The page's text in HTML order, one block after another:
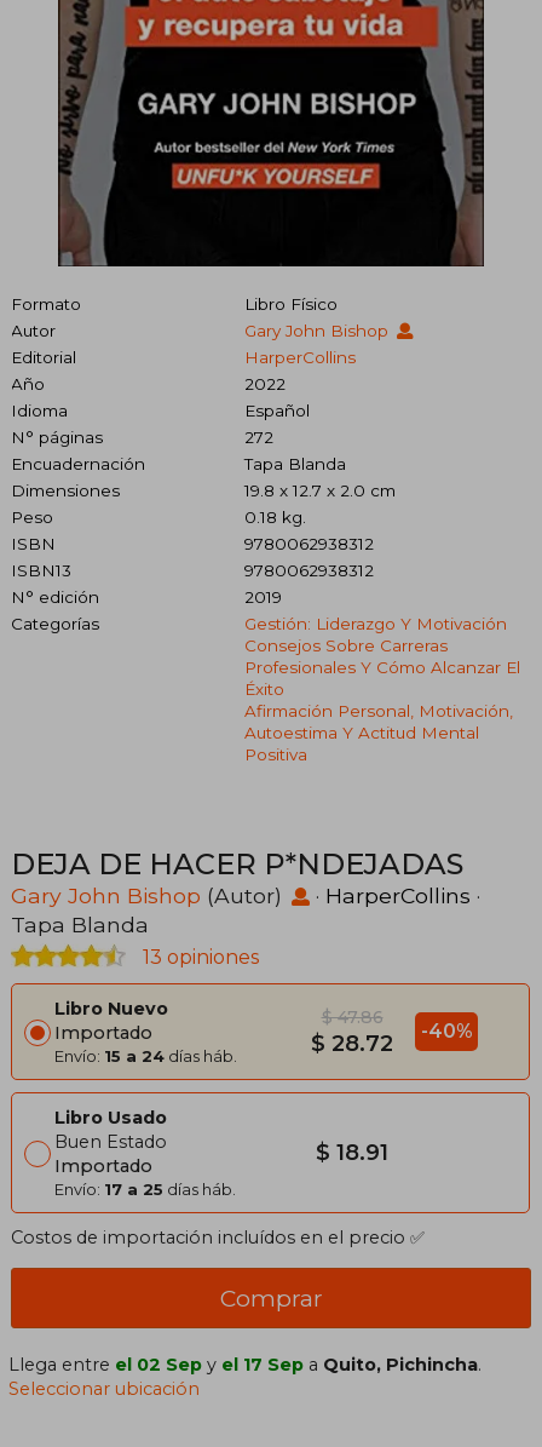
Formato
Libro Físico
Autor
Gary John Bishop
Editorial
HarperCollins
Año
2022
Idioma
Español
N° páginas
272
Encuadernación
Tapa Blanda
Dimensiones
19.8 x 12.7 x 2.0 cm
Peso
0.18 kg.
ISBN
9780062938312
ISBN13
9780062938312
N° edición
2019
Categorías
Gestión: Liderazgo Y Motivación
Consejos Sobre Carreras
Profesionales Y Cómo Alcanzar El
Éxito
Afirmación Personal, Motivación,
Autoestima Y Actitud Mental
Positiva
DEJA DE HACER P*NDEJADAS
Gary John Bishop (Autor) · HarperCollins ·
Tapa Blanda
13 opiniones
Libro Nuevo
Importado
Envío: 15 a 24 días háb.
$ 47.86
$ 28.72 -40%
Libro Usado
Buen Estado
Importado
Envío: 17 a 25 días háb.
$ 18.91
Costos de importación incluídos en el precio ✅
Comprar
Llega entre el 02 Sep y el 17 Sep a Quito, Pichincha.
Seleccionar ubicación